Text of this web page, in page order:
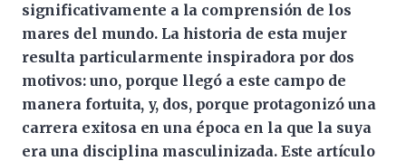
significativamente a la comprensión de los
mares del mundo. La historia de esta mujer
resulta particularmente inspiradora por dos
motivos: uno, porque llegó a este campo de
manera fortuita, y, dos, porque protagonizó una
carrera exitosa en una época en la que la suya
era una disciplina masculinizada. Este artículo